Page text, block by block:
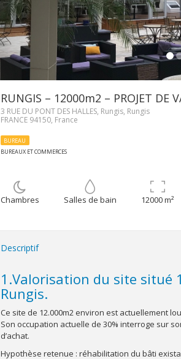
RUNGIS – 12000m2 – PROJET DE
3 RUE DU PONT DES HALLES, Rungis, Rungis
FRANCE 94150, France
BUREAU
BUREAUX ET COMMERCES
Chambres Salles de bain 12000 m²
Descriptif
1.Valorisation du site situé
Rungis.
Ce site de 12.000m2 environ est actuellement
Son occupation actuelle de 30% interroge sur
d’achat.
Hypothèse retenue : réhabilitation du bâti